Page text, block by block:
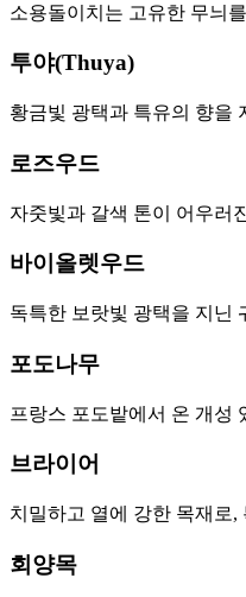
소용돌이치는 고유한 무늬
투야(Thuya)
황금빛 광택과 특유의 향을
로즈우드
자줏빛과 갈색 톤이 어우러
바이올렛우드
독특한 보랏빛 광택을 지닌
포도나무
프랑스 포도밭에서 온 개성
브라이어
치밀하고 열에 강한 목재로
회양목